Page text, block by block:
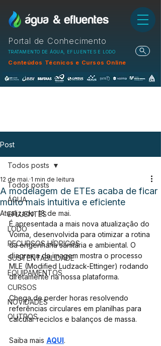
Portal de Conhecimento
TRATAMENTO DE ÁGUA, EFLUENTES E LODO
Conteúdos Técnicos e Cursos Online
Post
Todos posts
ÁGUA
EFLUENTES
LODO
RECURSOS HÍDRICOS
SUSTENTABILIDADE
EQUIPAMENTOS
CURSOS
NOVIDADES
OUTROS
Todos posts
A modelagem de ETEs acaba de ficar
muito mais intuitiva e eficiente
12 de mai. 1 min de leitura
Atualizado:18 de mai.
É apresentada a mais nova atualização do
Voima, desenvolvida para otimizar a rotina
da engenharia sanitária e ambiental. O
diagrama da imagem mostra o processo
MLE (Modified Ludzack-Ettinger) rodando
diretamente na nossa plataforma.
Chega de perder horas resolvendo
referências circulares em planilhas para
calcular reciclos e balanços de massa.
Saiba mais AQUI.